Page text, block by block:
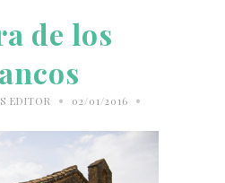
de los
EDITOR • 02/01/2016 •